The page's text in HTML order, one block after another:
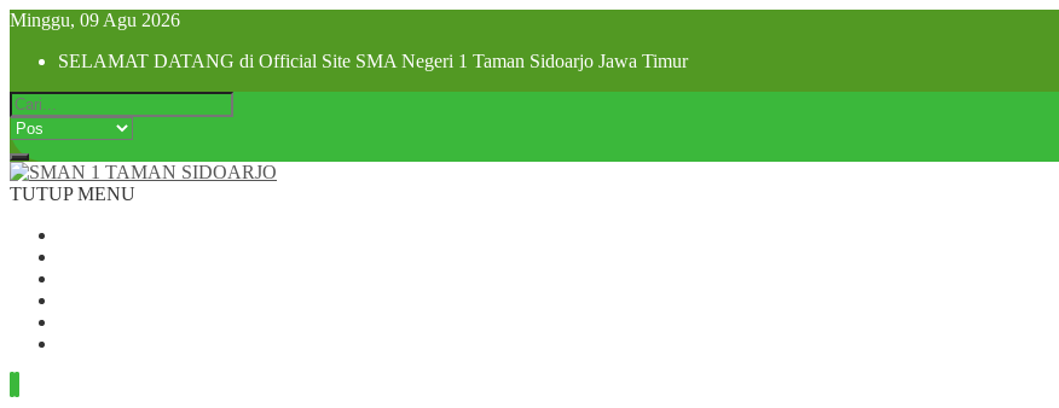
Minggu, 09 Agu 2026
SELAMAT DATANG di Official Site SMA Negeri 1 Taman Sidoarjo Jawa Timur
TUTUP MENU